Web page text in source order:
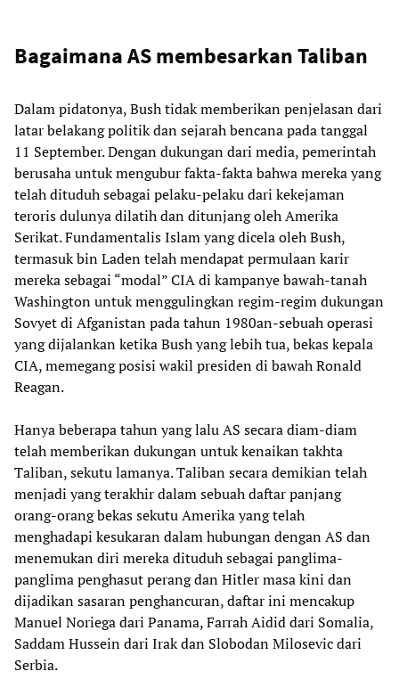
Bagaimana AS membesarkan Taliban
Dalam pidatonya, Bush tidak memberikan penjelasan dari
latar belakang politik dan sejarah bencana pada tanggal
11 September. Dengan dukungan dari media, pemerintah
berusaha untuk mengubur fakta-fakta bahwa mereka yang
telah dituduh sebagai pelaku-pelaku dari kekejaman
teroris dulunya dilatih dan ditunjang oleh Amerika
Serikat. Fundamentalis Islam yang dicela oleh Bush,
termasuk bin Laden telah mendapat permulaan karir
mereka sebagai “modal” CIA di kampanye bawah-tanah
Washington untuk menggulingkan regim-regim dukungan
Sovyet di Afganistan pada tahun 1980an-sebuah operasi
yang dijalankan ketika Bush yang lebih tua, bekas kepala
CIA, memegang posisi wakil presiden di bawah Ronald
Reagan.
Hanya beberapa tahun yang lalu AS secara diam-diam
telah memberikan dukungan untuk kenaikan takhta
Taliban, sekutu lamanya. Taliban secara demikian telah
menjadi yang terakhir dalam sebuah daftar panjang
orang-orang bekas sekutu Amerika yang telah
menghadapi kesukaran dalam hubungan dengan AS dan
menemukan diri mereka dituduh sebagai panglima-
panglima penghasut perang dan Hitler masa kini dan
dijadikan sasaran penghancuran, daftar ini mencakup
Manuel Noriega dari Panama, Farrah Aidid dari Somalia,
Saddam Hussein dari Irak dan Slobodan Milosevic dari
Serbia.